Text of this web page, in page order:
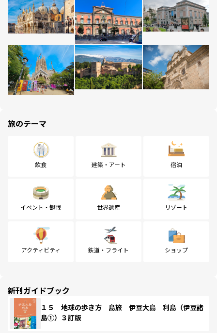
旅のテーマ
飲食 建築・アート 宿泊
イベント・観戦 世界遺産 リゾート
アクティビティ 鉄道・フライト ショップ
新刊ガイドブック
１５ 地球の歩き方 島旅 伊豆大島 利島（伊豆諸
島①）３訂版